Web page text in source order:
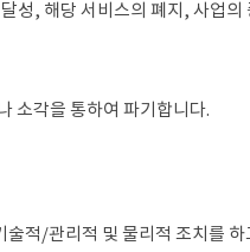
, 해당 서비스의 폐지, 사업의
소각을 통하여 파기합니다.
적/관리적 및 물리적 조치를 하